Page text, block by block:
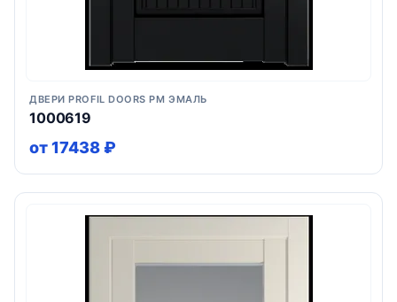
ДВЕРИ PROFIL DOORS PM ЭМАЛЬ
1000619
от 17438 ₽